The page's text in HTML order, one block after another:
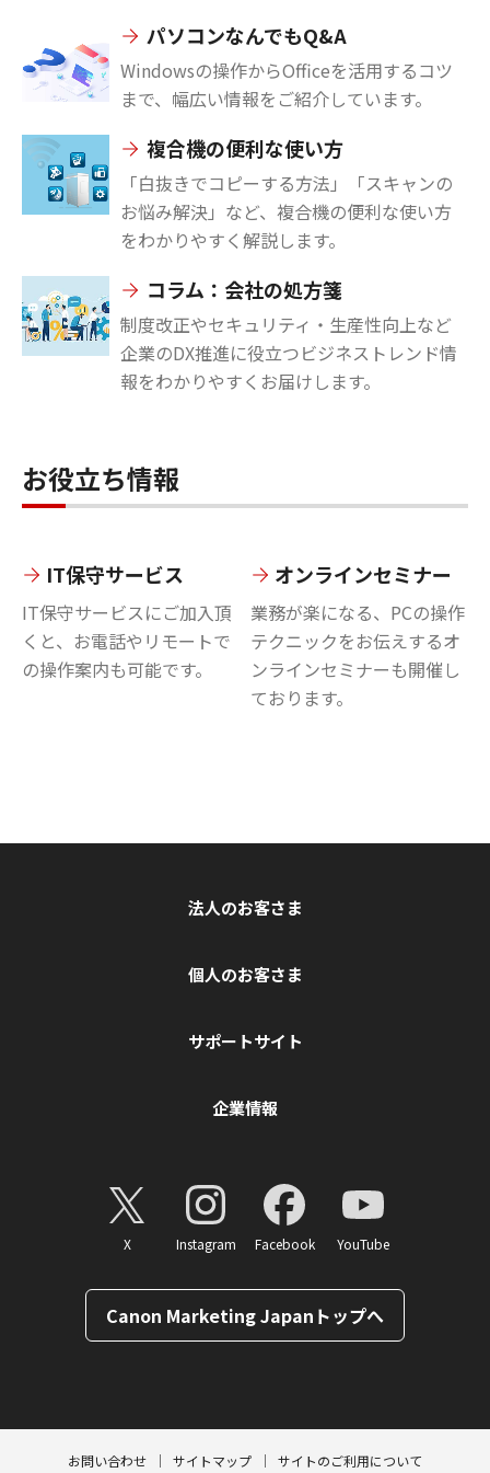
パソコンなんでもQ&A
Windowsの操作からOfficeを活用するコツ
まで、幅広い情報をご紹介しています。
複合機の便利な使い方
「白抜きでコピーする方法」「スキャンの
お悩み解決」など、複合機の便利な使い方
をわかりやすく解説します。
コラム：会社の処方箋
制度改正やセキュリティ・生産性向上など
企業のDX推進に役立つビジネストレンド情
報をわかりやすくお届けします。
お役立ち情報
IT保守サービス
IT保守サービスにご加入頂
くと、お電話やリモートで
の操作案内も可能です。
オンラインセミナー
業務が楽になる、PCの操作
テクニックをお伝えするオ
ンラインセミナーも開催し
ております。
法人のお客さま
個人のお客さま
サポートサイト
企業情報
X Instagram Facebook YouTube
Canon Marketing Japanトップへ
お問い合わせ サイトマップ サイトのご利用について